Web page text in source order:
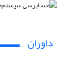
داوران